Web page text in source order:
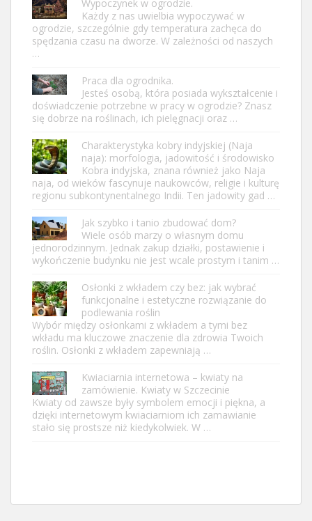
Wypoczynek w ogrodzie.
Każdy z nas uwielbia wypoczywać w
ogrodzie, szczególnie gdy temperatura zachęca do
spędzania czasu na dworze. W zależności od naszych
…
Praca dla ogrodnika.
Jesteś osobą, która posiada wykształcenie i
doświadczenie potrzebne w pracy w ogrodzie? Znasz
się dobrze na roślinach, ich pielęgnacji oraz …
Charakterystyka kobry indyjskiej (Naja
naja): morfologia, jadowitość i środowisko
Kobra indyjska, znana również jako Naja
naja, od wieków fascynuje naukowców, religie i kulturę
regionu subkontynentalnego Indii. Ten jadowity gad …
Jak szybko i tanio zbudować dom?
Wiele osób marzy o własnym domu
jednorodzinnym. Jednak zakup działki, postawienie i
wykończenie budynku nie jest wcale prostym i tanim …
Osłonki z wkładem czy bez: jak wybrać
funkcjonalne i estetyczne rozwiązanie do
podlewania roślin
Wybór między osłonkami z wkładem a tymi bez
wkładu ma kluczowe znaczenie dla zdrowia Twoich
roślin. Osłonki z wkładem zapewniają …
Kwiaciarnia internetowa – kwiaty na
zamówienie. Kwiaty w Szczecinie
Kwiaty od zawsze były symbolem emocji i piękna, a
dzięki internetowym kwiaciarniom ich zamawianie
stało się prostsze niż kiedykolwiek. W …